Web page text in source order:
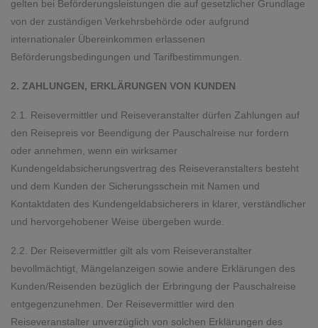
gelten bei Beförderungsleistungen die auf gesetzlicher Grundlage
von der zuständigen Verkehrsbehörde oder aufgrund
internationaler Übereinkommen erlassenen
Beförderungsbedingungen und Tarifbestimmungen.
2. ZAHLUNGEN, ERKLÄRUNGEN VON KUNDEN
2.1. Reisevermittler und Reiseveranstalter dürfen Zahlungen auf
den Reisepreis vor Beendigung der Pauschalreise nur fordern
oder annehmen, wenn ein wirksamer
Kundengeldabsicherungsvertrag des Reiseveranstalters besteht
und dem Kunden der Sicherungsschein mit Namen und
Kontaktdaten des Kundengeldabsicherers in klarer, verständlicher
und hervorgehobener Weise übergeben wurde.
2.2. Der Reisevermittler gilt als vom Reiseveranstalter
bevollmächtigt, Mängelanzeigen sowie andere Erklärungen des
Kunden/Reisenden bezüglich der Erbringung der Pauschalreise
entgegenzunehmen. Der Reisevermittler wird den
Reiseveranstalter unverzüglich von solchen Erklärungen des